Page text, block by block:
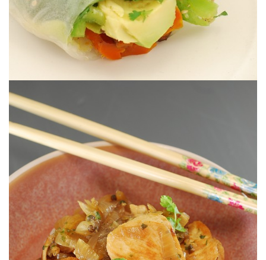
Une recette de ma Maman.